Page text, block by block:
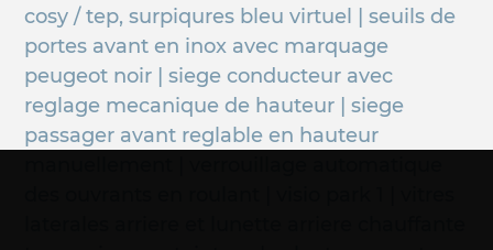
cosy / tep, surpiqures bleu virtuel | seuils de
portes avant en inox avec marquage
peugeot noir | siege conducteur avec
reglage mecanique de hauteur | siege
passager avant reglable en hauteur